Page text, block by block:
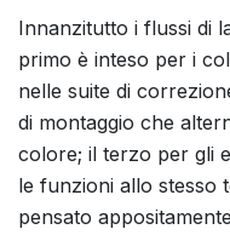
Innanzitutto i flussi di
primo è inteso per i
nelle suite di
di montaggio che
colore; il terzo per gli
le funzioni allo stesso
pensato